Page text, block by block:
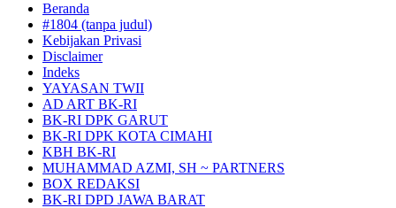
Beranda
#1804 (tanpa judul)
Kebijakan Privasi
Disclaimer
Indeks
YAYASAN TWII
AD ART BK-RI
BK-RI DPK GARUT
BK-RI DPK KOTA CIMAHI
KBH BK-RI
MUHAMMAD AZMI, SH ~ PARTNERS
BOX REDAKSI
BK-RI DPD JAWA BARAT